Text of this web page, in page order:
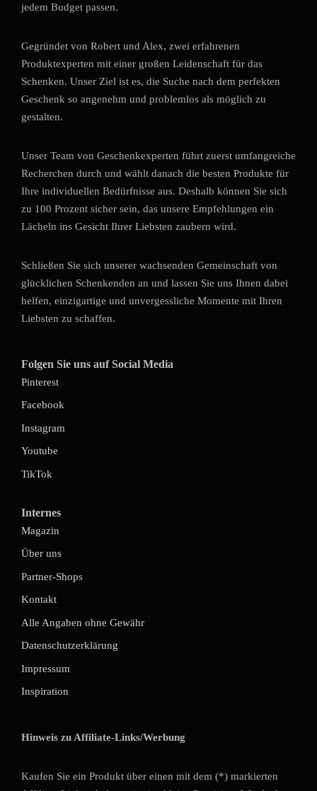
jedem Budget passen.
Gegründet von Robert und Alex, zwei erfahrenen
Produktexperten mit einer großen Leidenschaft für das
Schenken. Unser Ziel ist es, die Suche nach dem perfekten
Geschenk so angenehm und problemlos als möglich zu
gestalten.
Unser Team von Geschenkexperten führt zuerst umfangreiche
Recherchen durch und wählt danach die besten Produkte für
Ihre individuellen Bedürfnisse aus. Deshalb können Sie sich
zu 100 Prozent sicher sein, das unsere Empfehlungen ein
Lächeln ins Gesicht Ihrer Liebsten zaubern wird.
Schließen Sie sich unserer wachsenden Gemeinschaft von
glücklichen Schenkenden an und lassen Sie uns Ihnen dabei
helfen, einzigartige und unvergessliche Momente mit Ihren
Liebsten zu schaffen.
Folgen Sie uns auf Social Media
Pinterest
Facebook
Instagram
Youtube
TikTok
Internes
Magazin
Über uns
Partner-Shops
Kontakt
Alle Angaben ohne Gewähr
Datenschutzerklärung
Impressum
Inspiration
Hinweis zu Affiliate-Links/Werbung
Kaufen Sie ein Produkt über einen mit dem (*) markierten